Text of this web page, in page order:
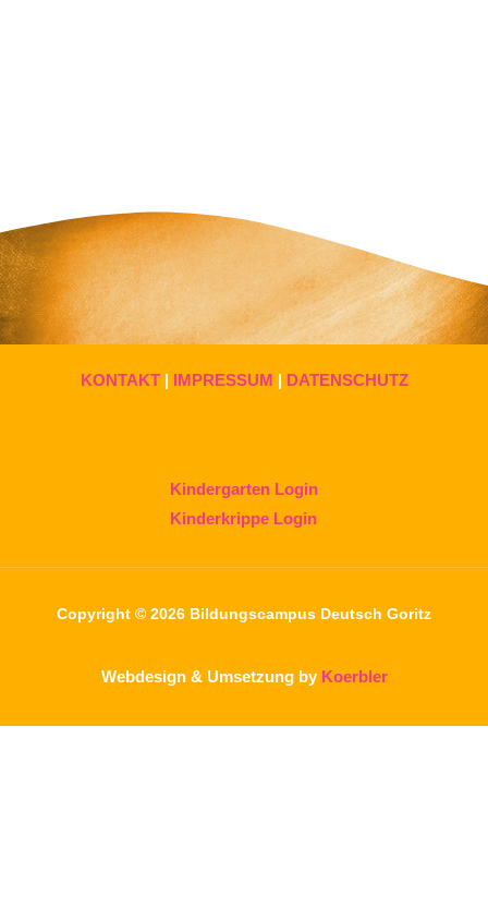
KONTAKT| IMPRESSUM | DATENSCHUTZ
Kindergarten Login
Kinderkrippe Login
Copyright © 2026 Bildungscampus Deutsch Goritz
Webdesign & Umsetzung by Koerbler